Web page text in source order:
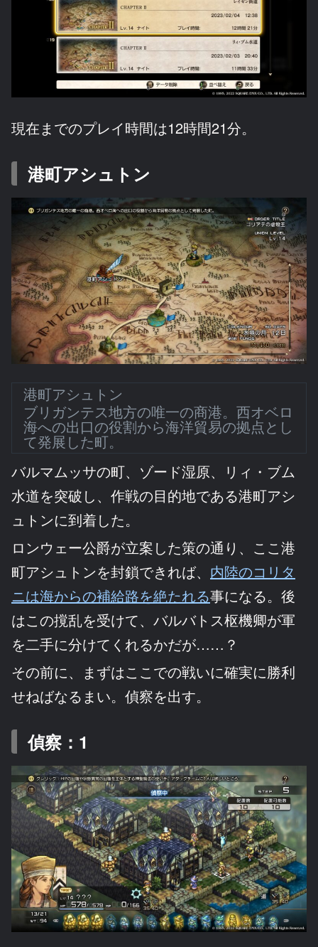
現在までのプレイ時間は12時間21分。
港町アシュトン
港町アシュトン
ブリガンテス地方の唯一の商港。西オベロ
海への出口の役割から海洋貿易の拠点とし
て発展した町。
バルマムッサの町、ゾード湿原、リィ・ブム
水道を突破し、作戦の目的地である港町アシ
ュトンに到着した。
ロンウェー公爵が立案した策の通り、ここ港
町アシュトンを封鎖できれば、 内陸のコリタ
ニは海からの補給路を絶たれる事になる。後
はこの撹乱を受けて、バルバトス枢機卿が軍
を二手に分けてくれるかだが……？
その前に、まずはここでの戦いに確実に勝利
せねばなるまい。偵察を出す。
偵察：1